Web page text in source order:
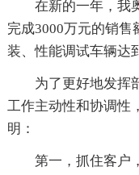
在新的一年，我
完成3000万元的销售
装、性能调试车辆达
为了更好地发挥
工作主动性和协调性
明：
第一，抓住客户